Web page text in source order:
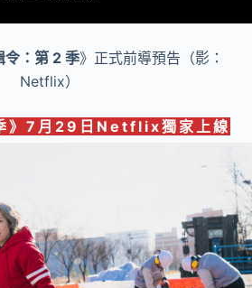
令：第 2 季》正式前導預告（影：
Netflix）
》 7月29日Netflix獨家上線